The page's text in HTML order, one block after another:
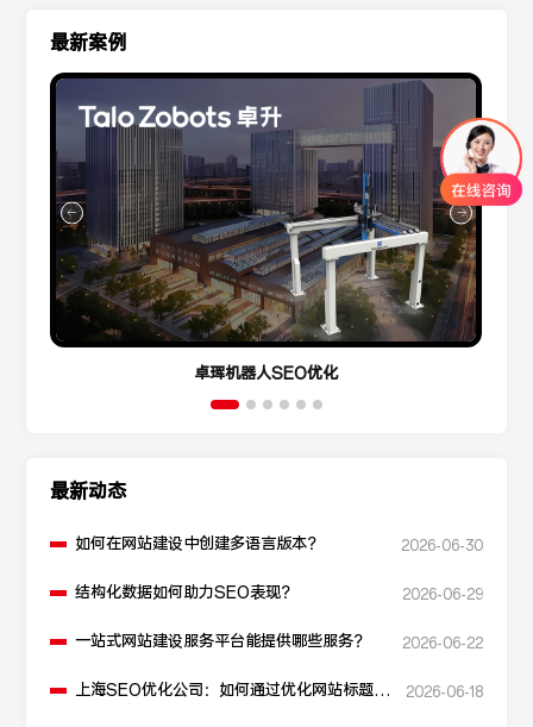
最新案例
卓珲机器人SEO优化
最新动态
如何在网站建设中创建多语言版本？ 2026-06-30
结构化数据如何助力SEO表现？ 2026-06-29
一站式网站建设服务平台能提供哪些服务？ 2026-06-22
上海SEO优化公司：如何通过优化网站标题提
2026-06-18